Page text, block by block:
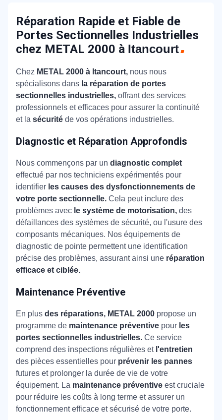
Réparation Rapide et Fiable de
Portes Sectionnelles Industrielles
chez METAL 2000 à Itancourt
Chez METAL 2000 à Itancourt, nous nous
spécialisons dans la réparation de portes
sectionnelles industrielles, offrant des services
professionnels et efficaces pour assurer la continuité
et la sécurité de vos opérations industrielles.
Diagnostic et Réparation Approfondis
Nous commençons par un diagnostic complet
effectué par nos techniciens expérimentés pour
identifier les causes des dysfonctionnements de
votre porte sectionnelle. Cela peut inclure des
problèmes avec le système de motorisation, des
défaillances des systèmes de sécurité, ou l'usure des
composants mécaniques. Nos équipements de
diagnostic de pointe permettent une identification
précise des problèmes, assurant ainsi une réparation
efficace et ciblée.
Maintenance Préventive
En plus des réparations, METAL 2000 propose un
programme de maintenance préventive pour les
portes sectionnelles industrielles. Ce service
comprend des inspections régulières et l'entretien
des pièces essentielles pour prévenir les pannes
futures et prolonger la durée de vie de votre
équipement. La maintenance préventive est cruciale
pour réduire les coûts à long terme et assurer un
fonctionnement efficace et sécurisé de votre porte.